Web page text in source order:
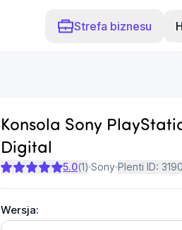
Strefa biznesu
Konsola Sony
Digital
5.0(1) Sony Plenti ID: 3190
Wersja: